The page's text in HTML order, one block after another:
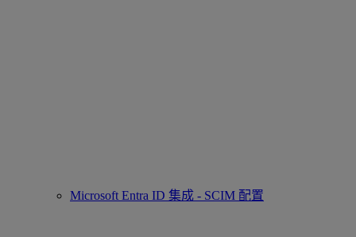
Microsoft Entra ID 集成 - SCIM 配置